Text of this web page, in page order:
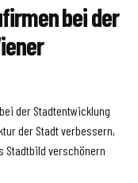
bei der
der Stadtentwicklung
der Stadt verbessern,
Stadtbild verschönern